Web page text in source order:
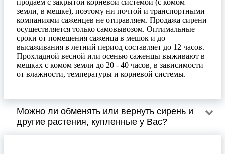
продаем с закрытой корневой системой (с комом
земли, в мешке), поэтому ни почтой и транспортными
компаниями саженцев не отправляем. Продажа сирени
осуществляется только самовывозом. Оптимальные
сроки от помещения саженца в мешок и до
высаживания в летний период составляет до 12 часов.
Прохладной весной или осенью саженцы выживают в
мешках с комом земли до 20 - 40 часов, в зависимости
от влажности, температуры и корневой системы.
Можно ли обменять или вернуть сирень и
другие растения, купленные у Вас?